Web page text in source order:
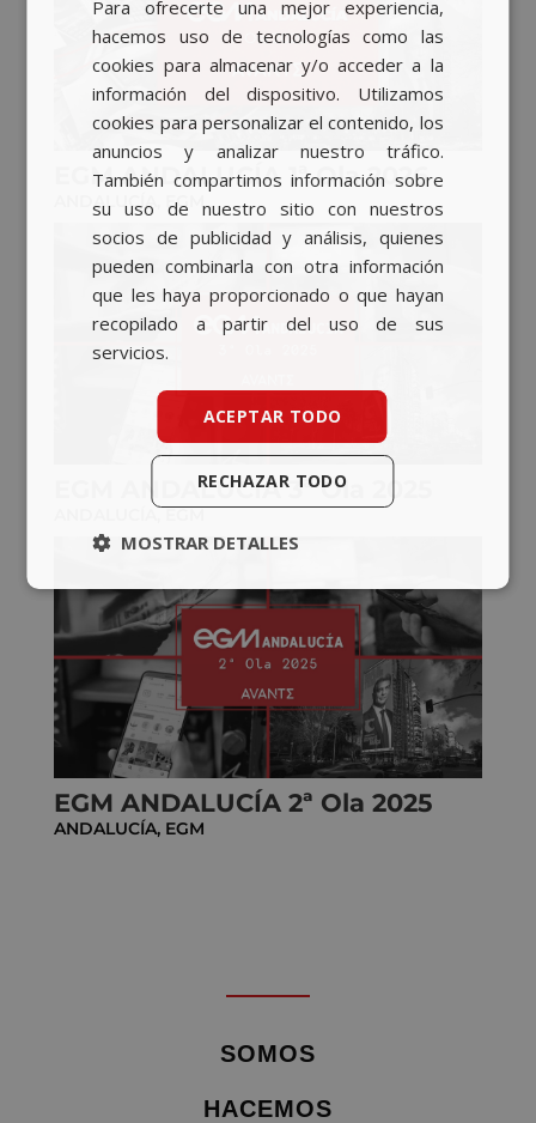
EGM ANDALUCÍA 1ª Ola 2026
ANDALUCÍA EGM
EGM ANDALUCÍA 3ª Ola 2025
,EGM
EGM ANDALUCÍA 2ª Ola 2025
ANDALUCÍA, EGM
SOMOS
HACEMOS
BASQUE
ENGLISH
Para ofrecerte una mejor experiencia,
hacemos uso de tecnologías como las
cookies para almacenar y/o acceder a la
información del dispositivo. Utilizamos
cookies para personalizar el contenido, los
anuncios y analizar nuestro tráfico.
También compartimos información sobre
su uso de nuestro sitio con nuestros
socios de publicidad y análisis, quienes
pueden combinarla con otra información
que les haya proporcionado o que hayan
recopilado a partir del uso de sus
servicios.
ACEPTAR TODO
RECHAZAR TODO
MOSTRAR DETALLES